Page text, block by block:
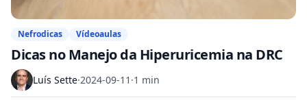
Nefrodicas Vídeoaulas
Dicas no Manejo da Hiperuricemia na DRC
Luís Sette·2024-09-11 ·1 min